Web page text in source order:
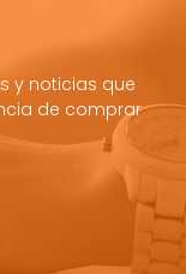
y noticias que
de comprar